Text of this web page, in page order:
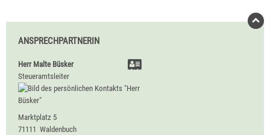
ANSPRECHPARTNERIN
Herr Malte Büsker
Steueramtsleiter
Marktplatz 5
71111 Waldenbuch